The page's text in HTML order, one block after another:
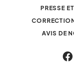
PRESSE
AVIS DE